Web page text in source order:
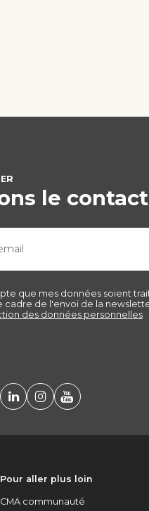
le contact
Pour aller plus loin
CMA communauté